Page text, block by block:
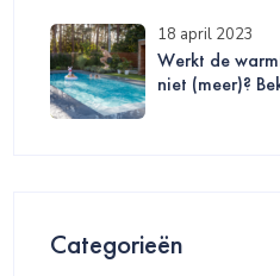
18 april 2023
Werkt de
niet (meer)?
Categorieën